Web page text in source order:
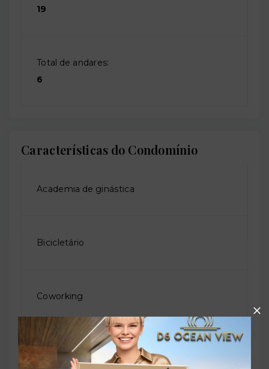
19
Total de andares:
6
Características do Condomínio
Academia de ginástica
Bicicletário
Coworking
Elevador social